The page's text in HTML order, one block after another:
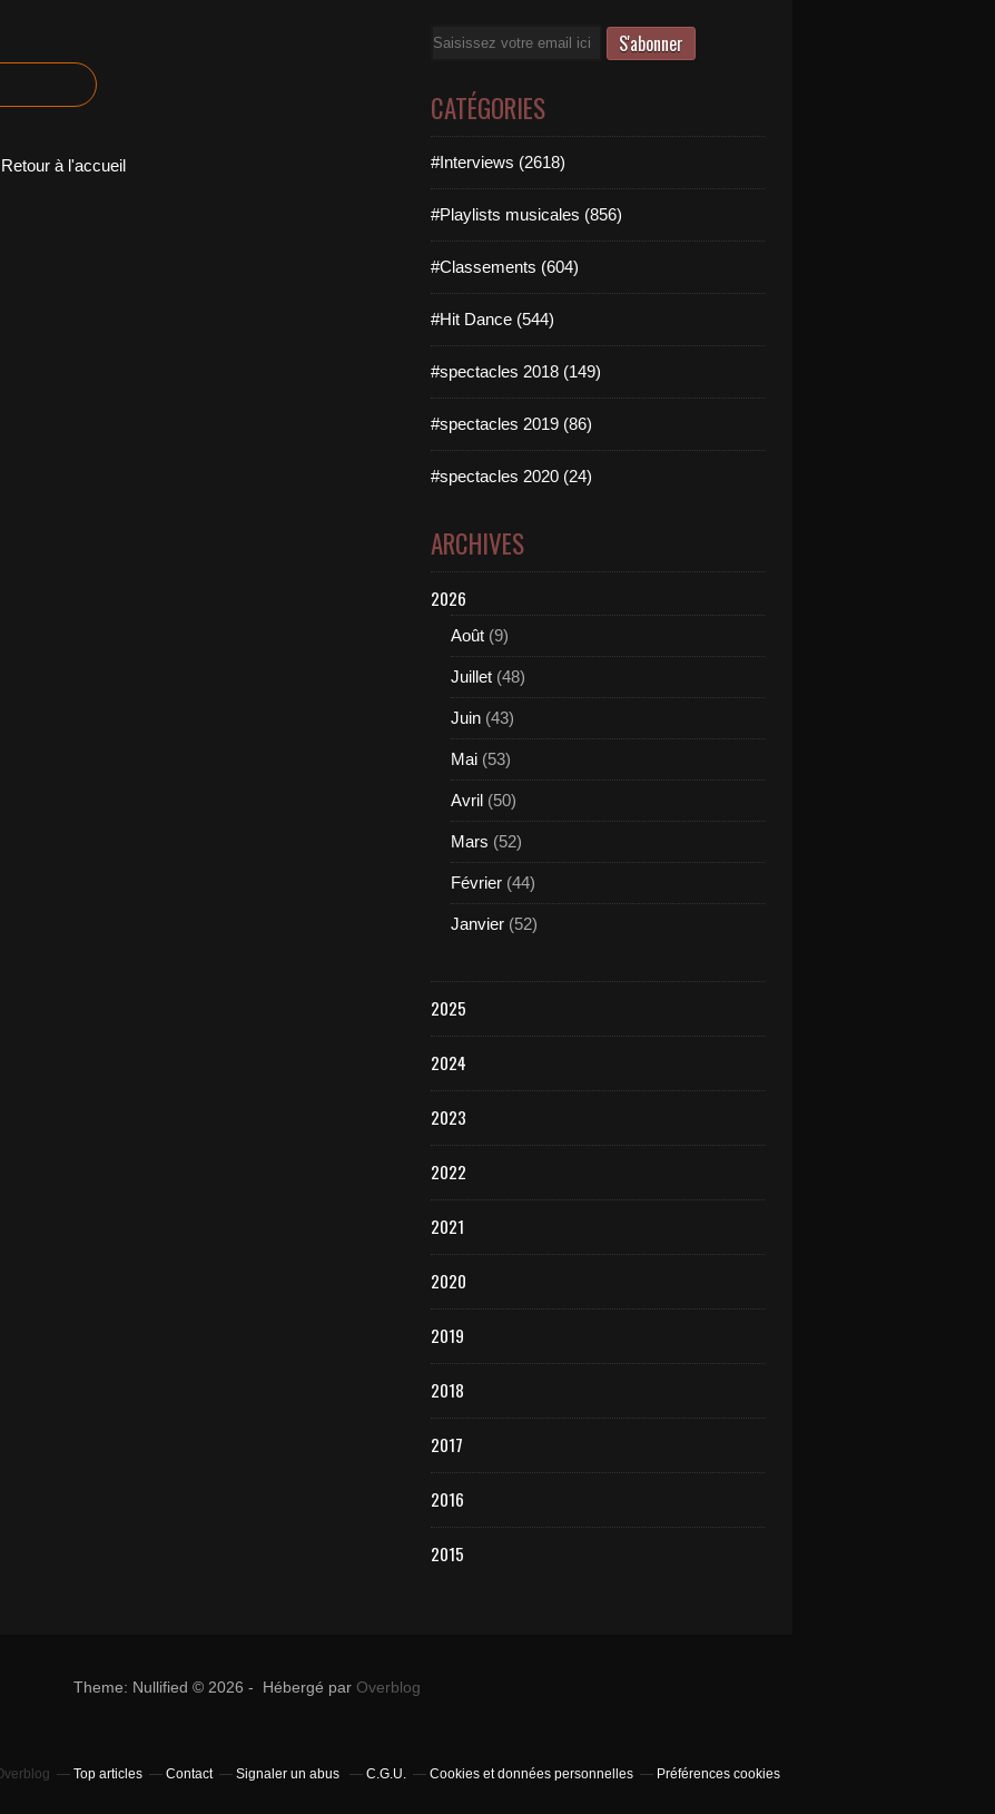
Retour à l'accueil
Email
CATÉGORIES
#Interviews (2618)
#Playlists musicales (856)
#Classements (604)
#Hit Dance (544)
#spectacles 2018 (149)
#spectacles 2019 (86)
#spectacles 2020 (24)
ARCHIVES
2026
Août (9)
Juillet (48)
Juin (43)
Mai (53)
Avril (50)
Mars (52)
Février (44)
Janvier (52)
2025
2024
2023
2022
2021
2020
2019
2018
2017
2016
2015
Theme: Nullified © 2026 - Hébergé par Overblog
Top articles Contact Signaler un abus C.G.U. Cookies et données personnelles Préférences cookies